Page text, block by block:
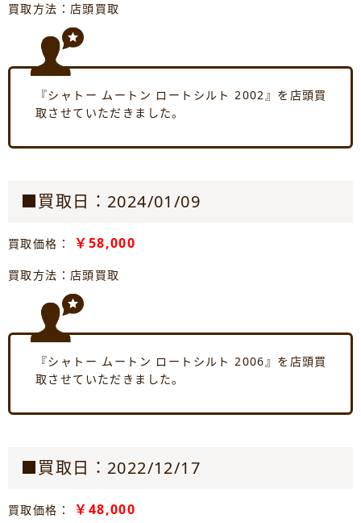
買取方法：店頭買取
『シャトー ムートン ロートシルト 2002』を店頭買
取させていただきました。
■買取日：2024/01/09
買取価格： ￥58,000
買取方法：店頭買取
『シャトー ムートン ロートシルト 2006』を店頭買
取させていただきました。
■買取日：2022/12/17
買取価格： ￥48,000